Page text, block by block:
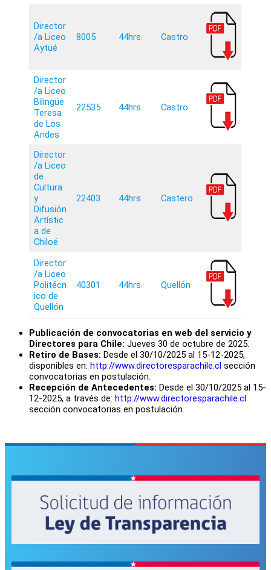
Director
/a Liceo
Aytué
8005 44hrs. Castro
Director
/a Liceo
Bilingüe
Teresa
de Los
Andes
22535 44hrs. Castro
Director
/a Liceo
de
Cultura
y
Difusión
Artístic
a de
Chiloé
22403 44hrs. Castero
Director
/a Liceo
Politécn
ico de
Quellón
40301 44hrs. Quellón
Publicación de convocatorias en web del servicio y
Directores para Chile: Jueves 30 de octubre de 2025.
Retiro de Bases: Desde el 30/10/2025 al 15-12-2025,
disponibles en: http://www.directoresparachile.cl sección
convocatorias en postulación.
Recepción de Antecedentes: Desde el 30/10/2025 al 15-
12-2025, a través de: http://www.directoresparachile.cl
sección convocatorias en postulación.